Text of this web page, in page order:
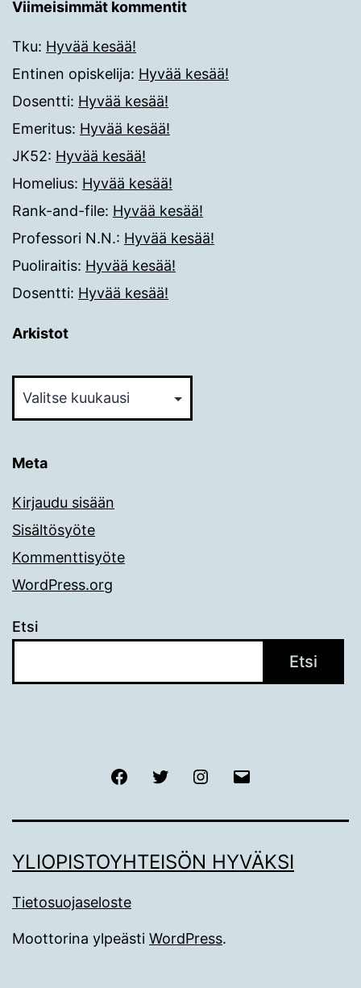
Viimeisimmät kommentit
Tku: Hyvää kesää!
Entinen opiskelija: Hyvää kesää!
Dosentti: Hyvää kesää!
Emeritus: Hyvää kesää!
JK52: Hyvää kesää!
Homelius: Hyvää kesää!
Rank-and-file: Hyvää kesää!
Professori N.N.: Hyvää kesää!
Puoliraitis: Hyvää kesää!
Dosentti: Hyvää kesää!
Arkistot
Meta
Kirjaudu sisään
Sisältösyöte
Kommenttisyöte
WordPress.org
Etsi
Etsi
FacebookTwitter Instagram
YLIOPISTOYHTEISÖN HYVÄKSI
Tietosuojaseloste
Moottorina ylpeästi WordPress.